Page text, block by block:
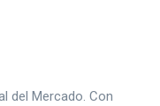
del Mercado. Con